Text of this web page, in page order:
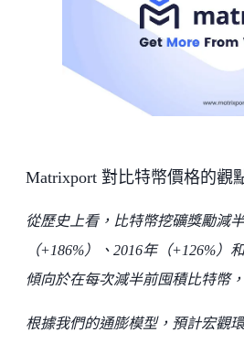
Matrixport 對比特幣價格的觀
從歷史上看，比特幣挖礦獎勵減
（+186%）、2016年（+126%）
傾向於在每次減半前囤積比特幣
根據我們的通膨模型，預計宏觀